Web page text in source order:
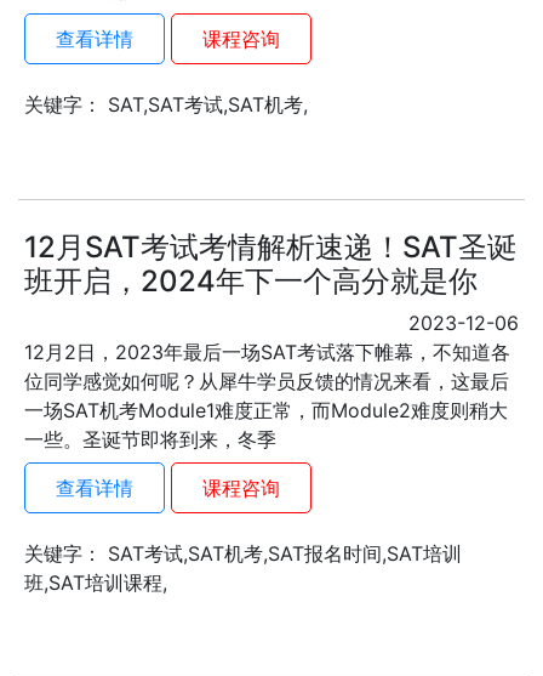
查看详情
课程咨询
关键字： SAT,SAT考试,SAT机考,
12月SAT考试考情解析速递！SAT圣诞
班开启，2024年下一个高分就是你
2023-12-06
12月2日，2023年最后一场SAT考试落下帷幕，不知道各
位同学感觉如何呢？从犀牛学员反馈的情况来看，这最后
一场SAT机考Module1难度正常，而Module2难度则稍大
一些。圣诞节即将到来，冬季
查看详情
课程咨询
关键字： SAT考试,SAT机考,SAT报名时间,SAT培训
班,SAT培训课程,